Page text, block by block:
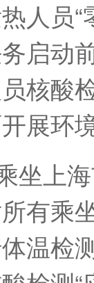
人员
启动
核酸
展环
坐上
有乘
温检